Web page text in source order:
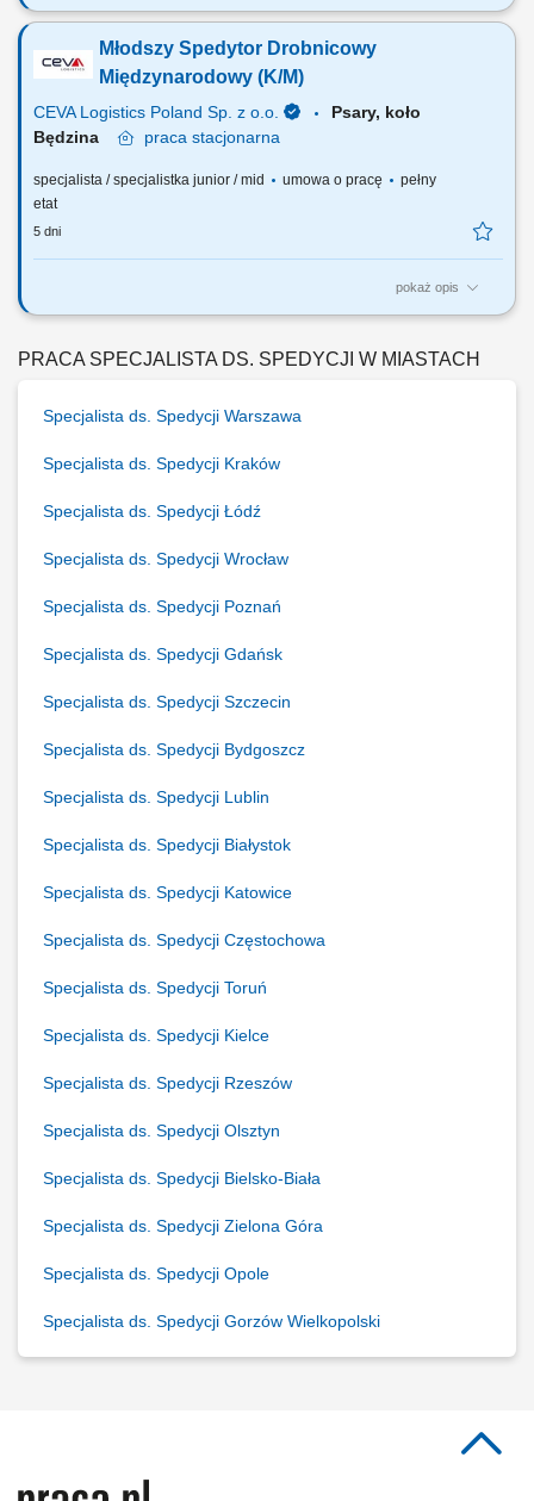
ZADANIA NA STANOWISKU PRACY Obsługa Klientów Oddziału w
transportowych przy zachowaniu ustalonych z Klientem warunków
(czas transportu, cena, jakość, itp.) oraz przy zachowaniu norm i
Młodszy Spedytor Drobnicowy
Międzynarodowy (K/M)
CEVA Logistics Poland Sp. z o.o.
Psary, koło
Będzina
praca stacjonarna
specjalista / specjalistka junior / mid umowa o pracę
pełny
etat
5 dni
pokaż opis
ZADANIA NA STANOWISKU PRACY Obsługa Klientów Oddziału w
transportowych przy zachowaniu ustalonych z Klientem warunków
PRACA SPECJALISTA DS. SPEDYCJI W MIASTACH
Specjalista ds. Spedycji Warszawa
Specjalista ds. Spedycji Kraków
Specjalista ds. Spedycji Łódź
Specjalista ds. Spedycji Wrocław
Specjalista ds. Spedycji Poznań
Specjalista ds. Spedycji Gdańsk
Specjalista ds. Spedycji Szczecin
Specjalista ds. Spedycji Bydgoszcz
Specjalista ds. Spedycji Lublin
Specjalista ds. Spedycji Białystok
Specjalista ds. Spedycji Katowice
Specjalista ds. Spedycji Częstochowa
Specjalista ds. Spedycji Toruń
Specjalista ds. Spedycji Kielce
Specjalista ds. Spedycji Rzeszów
Specjalista ds. Spedycji Olsztyn
Specjalista ds. Spedycji Bielsko-Biała
Specjalista ds. Spedycji Zielona Góra
Specjalista ds. Spedycji Opole
Specjalista ds. Spedycji Gorzów Wielkopolski